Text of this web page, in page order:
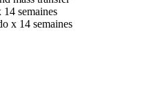
semaines
x 14 semaines